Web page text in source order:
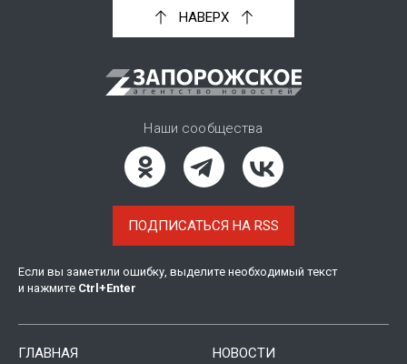
НАВЕРХ
Наши сообщества
ПОДПИСАТЬСЯ НА RSS
Если вы заметили ошибку, выделите необходимый текст
и нажмите Ctrl +Enter
ГЛАВНАЯ
НОВОСТИ